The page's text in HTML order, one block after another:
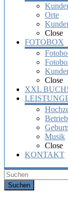
Orte
Close
FOTOBOX
Close
XXL
Musik
Close
KONTAKT